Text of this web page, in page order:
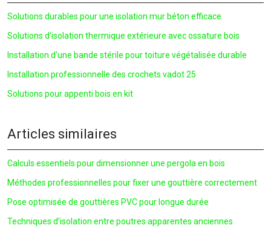
Solutions durables pour une isolation mur béton efficace
Solutions d’isolation thermique extérieure avec ossature bois
Installation d’une bande stérile pour toiture végétalisée durable
Installation professionnelle des crochets vadot 25
Solutions pour appenti bois en kit
Articles similaires
Calculs essentiels pour dimensionner une pergola en bois
Méthodes professionnelles pour fixer une gouttière correctement
Pose optimisée de gouttières PVC pour longue durée
Techniques d’isolation entre poutres apparentes anciennes